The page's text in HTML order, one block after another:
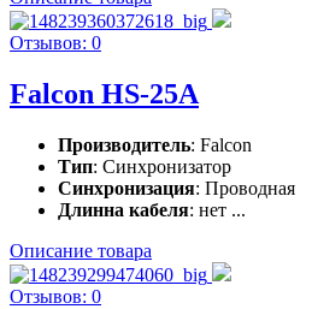
Отзывов: 0
Falcon HS-25A
Производитель: Falcon
Тип: Синхронизатор
Синхронизация: Проводная
Длинна кабеля: нет ...
Описание товара
Отзывов: 0